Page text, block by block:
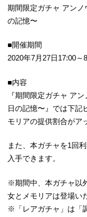
期間限定ガチャ アン
の記憶〜
■開催期間
2020年7月27日17:00～
■内容
『期間限定ガチャ ア
日の記憶〜』では下記
モリアの提供割合がア
また、本ガチャを1回
入手できます。
※期間中、本ガチャ以
女とメモリアは登場い
※「レアガチャ」は「